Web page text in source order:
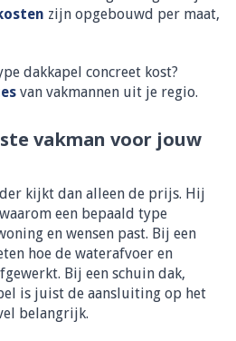
zijn opgebouwd per maat,
dakkapel concreet kost?
van vakmannen uit je regio.
vakman voor jouw
kijkt dan alleen de prijs. Hij
een bepaald type
en wensen past. Bij een
hoe de waterafvoer en
Bij een schuin dak,
is juist de aansluiting op het
belangrijk.